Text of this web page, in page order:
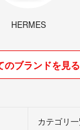
HERMES
のブランドを見る
カテゴリ